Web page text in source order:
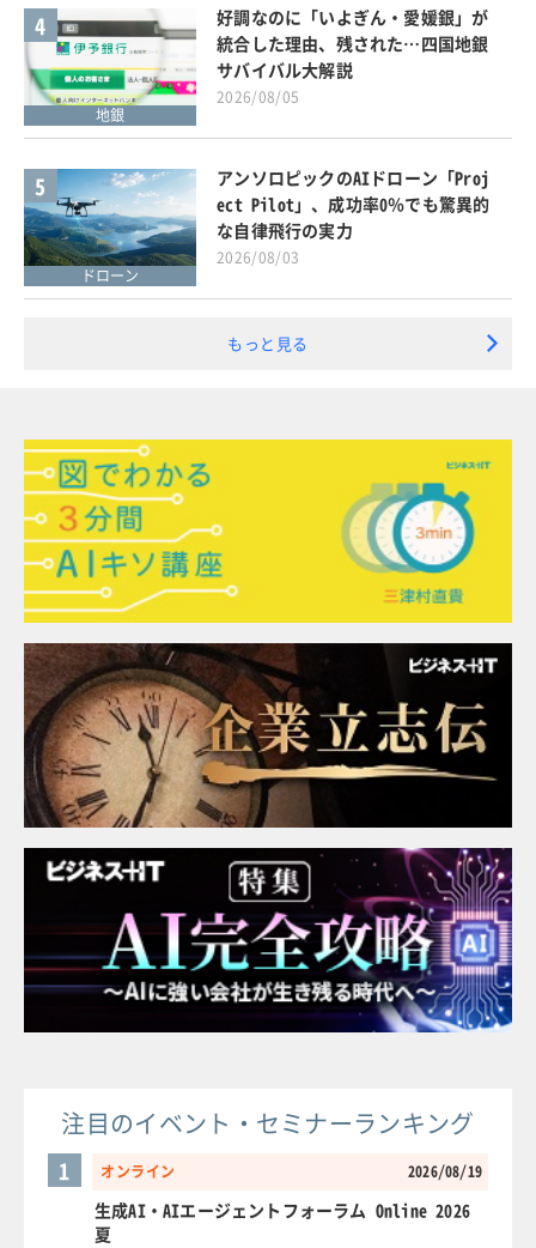
4
地銀
好調なのに「いよぎん・愛媛銀」が
統合した理由、残された…四国地銀
サバイバル大解説
2026/08/05
5
ドローン
アンソロピックのAIドローン「Proj
ect Pilot」、成功率0％でも驚異的
な自律飛行の実力
2026/08/03
もっと見る
注目のイベント・セミナーランキング
オンライン 2026/08/19
1
生成AI・AIエージェントフォーラム Online 2026
夏